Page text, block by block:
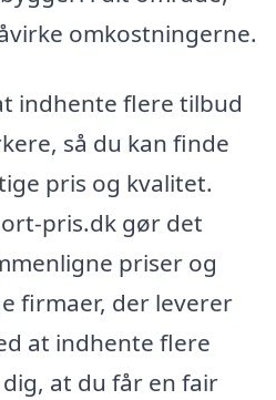
omkostningerne.
indhente flere tilbud
så du kan finde
pris og kvalitet.
pris.dk gør det
priser og
firmaer, der leverer
at indhente flere
at du får en fair